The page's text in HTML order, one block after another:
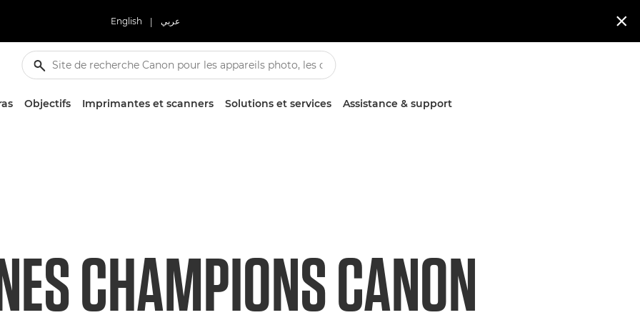
English | عربي 
Objectifs Imprimantes et scanners Solutions et services Assistance & support
CHAMPIONS CANON